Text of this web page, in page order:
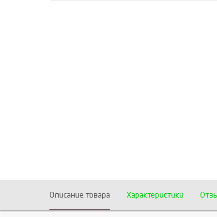
Описание товара Характеристики